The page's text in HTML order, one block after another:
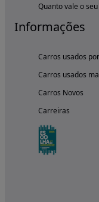
Quanto vale o
Informações
Carros usados
Carros usados
Carros Novos
Carreiras